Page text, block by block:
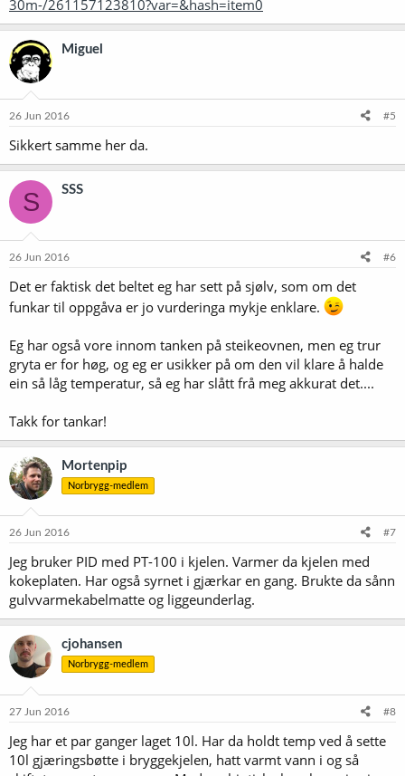
30m-/261157123810?var=&hash=item0
Miguel
26 Jun 2016 #5
Sikkert samme her da.
S SSS
26 Jun 2016 #6
Det er faktisk det beltet eg har sett på sjølv, som om det
funkar til oppgåva er jo vurderinga mykje enklare.
Eg har også vore innom tanken på steikeovnen, men eg trur
gryta er for høg, og eg er usikker på om den vil klare å halde
ein så låg temperatur, så eg har slått frå meg akkurat det....
Takk for tankar!
Mortenpip
Norbrygg-medlem
26 Jun 2016 #7
Jeg bruker PID med PT-100 i kjelen. Varmer da kjelen med
kokeplaten. Har også syrnet i gjærkar en gang. Brukte da sånn
gulvvarmekabelmatte og liggeunderlag.
cjohansen
Norbrygg-medlem
27 Jun 2016 #8
Jeg har et par ganger laget 10l. Har da holdt temp ved å sette
10l gjæringsbøtte i bryggekjelen, hatt varmt vann i og så